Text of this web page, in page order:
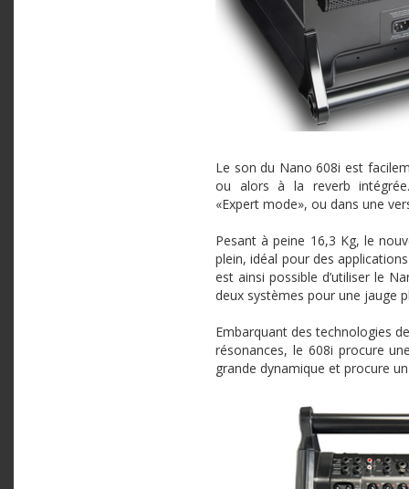
Le son du Nano 608i est
ou alors à la reverb
«Expert mode», ou dans une
Pesant à peine 16,3 Kg, le
plein, idéal pour des
est ainsi possible d’utiliser le
deux systèmes pour une jauge
Embarquant des technologies
résonances, le 608i procure
grande dynamique et procure